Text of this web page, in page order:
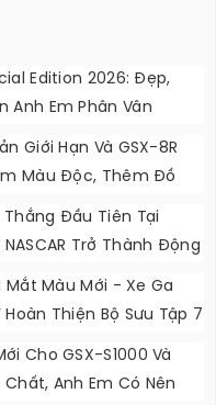
Edition 2026: Đẹp,
Anh Em Phân Vân
Giới Hạn Và GSX-8R
Màu Độc, Thêm Đồ
Đầu Tiên Tại
NASCAR Trở Thành Động
Mắt Màu Mới - Xe Ga
Hoàn Thiện Bộ Sưu Tập 7
Cho GSX-S1000 Và
Chất, Anh Em Có Nên